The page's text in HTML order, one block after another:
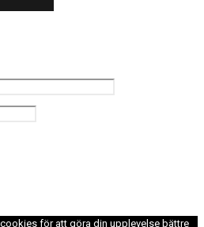
för att göra din upplevelse bättre